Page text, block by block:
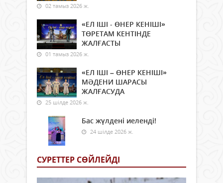
02 тамыз 2026 ж.
«ЕЛ ІШІ - ӨНЕР КЕНІШІ»
ТӨРЕТАМ КЕНТІНДЕ
ЖАЛҒАСТЫ
01 тамыз 2026 ж.
«ЕЛ ІШІ – ӨНЕР КЕНІШІ»
МӘДЕНИ ШАРАСЫ
ЖАЛҒАСУДА
25 шілде 2026 ж.
Бас жүлдені иеленді!
24 шілде 2026 ж.
СУРЕТТЕР СӨЙЛЕЙДI